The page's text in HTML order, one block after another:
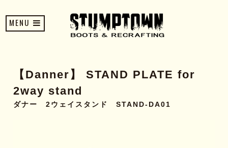
MENU
【Danner】 STAND PLATE for
2way stand
ダナー 2ウェイスタンド STAND-DA01